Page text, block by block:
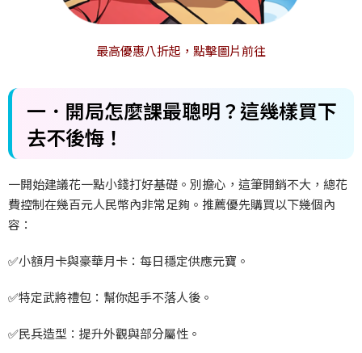
最高優惠八折起，點擊圖片前往
一．開局怎麼課最聰明？這幾樣買下
去不後悔！
一開始建議花一點小錢打好基礎。別擔心，這筆開銷不大，總花
費控制在幾百元人民幣內非常足夠。推薦優先購買以下幾個內
容：
✅小額月卡與豪華月卡：每日穩定供應元寶。
✅特定武將禮包：幫你起手不落人後。
✅民兵造型：提升外觀與部分屬性。